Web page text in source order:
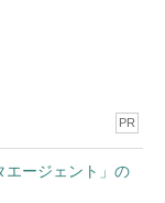
PR
エージェント」の